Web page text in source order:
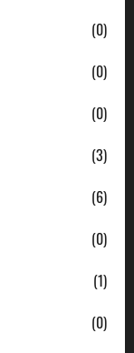
(0)
(0)
(0)
(3)
(6)
(0)
(1)
(0)